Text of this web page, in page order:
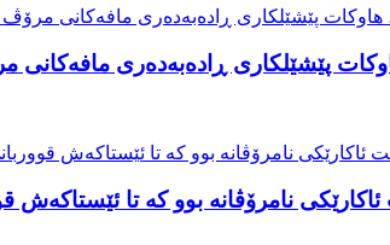
پێشێلکاری ڕادەبەدەری مافەکانی
نامرۆڤانە بوو کە تا ئێستاکەش